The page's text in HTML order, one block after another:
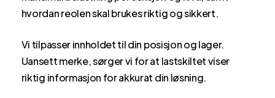
hvordan reolen skal brukes riktig og sikkert.
Vi tilpasser innholdet til din posisjon og lager.
Uansett merke, sørger vi for at lastskiltet viser
riktig informasjon for akkurat din løsning.